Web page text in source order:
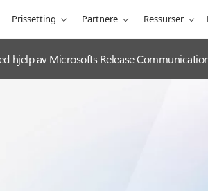
Prissetting Partnere Ressurser
hjelp av Microsofts Release